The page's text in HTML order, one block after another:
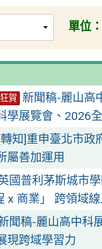
單位：
狂賀 新聞稿-麗山高
學展覽會、2026
知]重申臺北市政
屬善加運用
國普利茅斯城市
x 商業」 跨領域
聞稿-麗山高中科
現跨域學習力